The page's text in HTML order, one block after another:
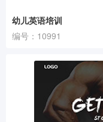
幼儿英语培训
编号：10991